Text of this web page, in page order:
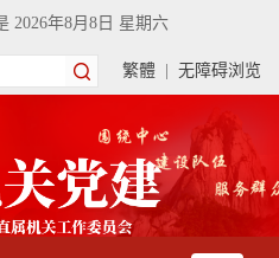
2026年8月8日 星期六
繁體 无障碍浏览